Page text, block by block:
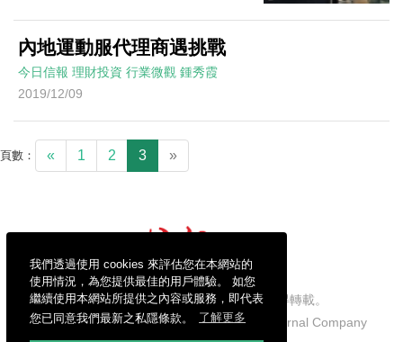
我們透過使用 cookies 來評估您在本網站的
使用情況，為您提供最佳的用戶體驗。 如您
繼續使用本網站所提供之內容或服務，即代表
您已同意我們最新之私隱條款。
了解更多
內地運動服代理商遇挑戰
今日信報 理財投資 行業微觀 鍾秀霞
2019/12/09
頁數： « 1 2 3 »
信報財經新聞有限公司版權所有，不得轉載。
Copyright © 2026 Hong Kong Economic Journal Company